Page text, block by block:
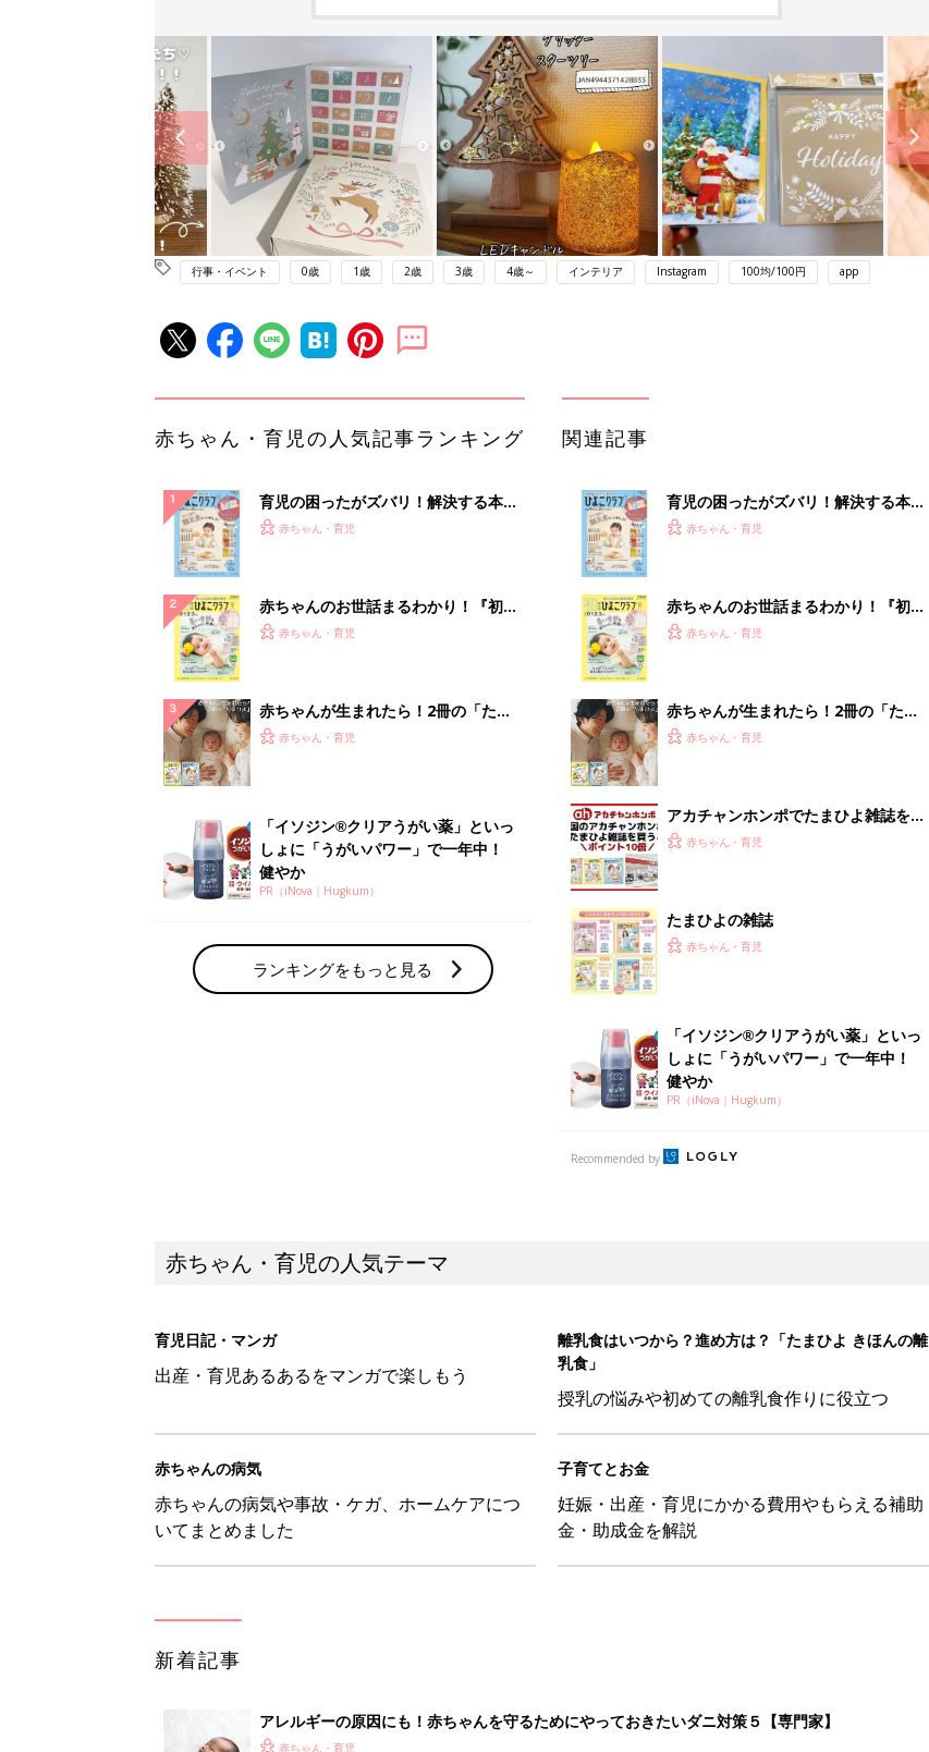
行事・イベント 0歳 1歳 2歳 3歳 4歳～ インテリア Instagram 100均/100円 app
赤ちゃん・育児の人気記事ランキング
育児の困ったがズバリ！解決する本
『ひよこクラブ 秋号』 4カ月～2才
赤ちゃん・育児
赤ちゃんのお世話まるわかり！『初め
てのひよこクラブ 夏号』〈巻頭大特
赤ちゃん・育児
赤ちゃんが生まれたら！2冊の「たま
ひよ」
赤ちゃん・育児
「イソジン®クリアうがい薬」といっ
しょに「うがいパワー」で一年中！
健やか
PR（iNova｜Hugkum）
ランキングをもっと見る
関連記事
育児の困ったがズバリ！解決する本
『ひよこクラブ 秋号』 4カ月～2才
赤ちゃん・育児
赤ちゃんのお世話まるわかり！『初め
てのひよこクラブ 夏号』〈巻頭大特
赤ちゃん・育児
赤ちゃんが生まれたら！2冊の「たま
ひよ」
赤ちゃん・育児
アカチャンホンポでたまひよ雑誌を買
うとポイント10倍【期間限定】
赤ちゃん・育児
たまひよの雑誌
赤ちゃん・育児
「イソジン®クリアうがい薬」といっ
しょに「うがいパワー」で一年中！
健やか
PR（iNova｜Hugkum）
Recommended by
赤ちゃん・育児の人気テーマ
育児日記・マンガ
出産・育児あるあるをマンガで楽しもう
離乳食はいつから？進め方は？「たまひよ きほんの離
乳食」
授乳の悩みや初めての離乳食作りに役立つ
赤ちゃんの病気
赤ちゃんの病気や事故・ケガ、ホームケアにつ
いてまとめました
子育てとお金
妊娠・出産・育児にかかる費用やもらえる補助
金・助成金を解説
新着記事
アレルギーの原因にも！赤ちゃんを守るためにやっておきたいダニ対策５【専門家】
赤ちゃん・育児